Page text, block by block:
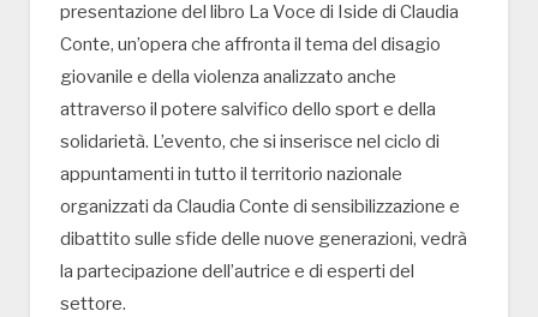
presentazione del libro La Voce di Iside di Claudia
Conte, un’opera che affronta il tema del disagio
giovanile e della violenza analizzato anche
attraverso il potere salvifico dello sport e della
solidarietà. L’evento, che si inserisce nel ciclo di
appuntamenti in tutto il territorio nazionale
organizzati da Claudia Conte di sensibilizzazione e
dibattito sulle sfide delle nuove generazioni, vedrà
la partecipazione dell’autrice e di esperti del
settore.